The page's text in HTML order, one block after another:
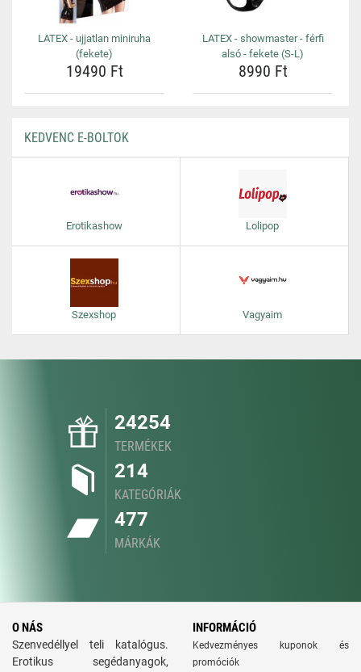
LATEX - ujjatlan miniruha
(fekete)
19490 Ft
LATEX - showmaster - férfi
alsó - fekete (S-L)
8990 Ft
KEDVENC E-BOLTOK
Erotikashow Lolipop
Szexshop Vagyaim
24254
TERMÉKEK
214
KATEGÓRIÁK
477
MÁRKÁK
O NÁS
Szenvedéllyel teli katalógus.
Erotikus segédanyagok,
INFORMÁCIÓ
Kedvezményes kuponok és
promóciók